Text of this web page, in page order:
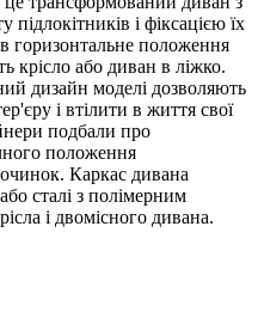
і фіксацією їх
горизонтальне положення
крісло або диван в ліжко.
дизайн моделі дозволяють
і втілити в життя свої
подбали про
положення
Каркас дивана
сталі з полімерним
і двомісного дивана.